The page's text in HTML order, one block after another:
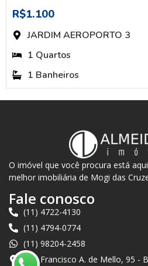
R$1.100
JARDIM AEROPORTO 3
1 Quartos
1 Banheiros
O imóvel que você procura está
melhor imobiliária de Mogi das
Fale conosco
(11) 4722-4130
(11) 4794-0774
(11) 98204-2458
Rua Francisco A. de Mello, 95 -